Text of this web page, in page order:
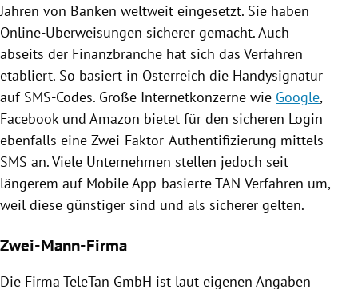
Jahren von Banken weltweit eingesetzt. Sie haben
Online-Überweisungen sicherer gemacht. Auch
abseits der Finanzbranche hat sich das Verfahren
etabliert. So basiert in Österreich die Handysignatur
auf SMS-Codes. Große Internetkonzerne wie Google,
Facebookund Amazon bietet für den sicheren Login
ebenfalls eine Zwei-Faktor-Authentifizierung mittels
SMS an. Viele Unternehmen stellen jedoch seit
längerem auf Mobile App-basierte TAN-Verfahren um,
weil diese günstiger sind und als sicherer gelten.
Zwei-Mann-Firma
Die Firma TeleTan GmbH ist laut eigenen Angaben